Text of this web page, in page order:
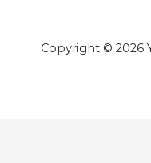
Copyright © 2026